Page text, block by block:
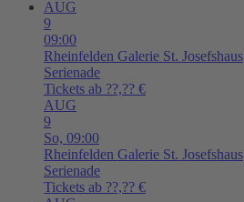
AUG
9
09:00
Rheinfelden Galerie St. Josefshaus
Serienade
Tickets ab ??,?? €
AUG
9
So, 09:00
Rheinfelden Galerie St. Josefshaus
Serienade
Tickets ab ??,?? €